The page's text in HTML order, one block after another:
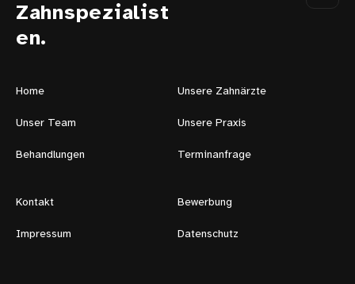
Zahnspezialist
en.
Home Unsere Zahnärzte
Unser Team Unsere Praxis
Behandlungen Terminanfrage
Kontakt Bewerbung
Impressum Datenschutz